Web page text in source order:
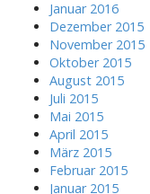
Januar 2016
Dezember 2015
November 2015
Oktober 2015
August 2015
Juli 2015
Mai 2015
April 2015
März 2015
Februar 2015
Januar 2015